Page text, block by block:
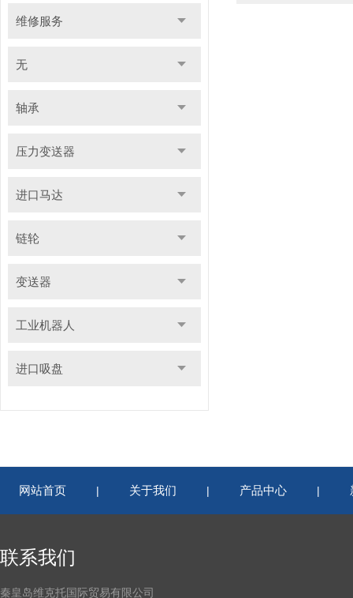
维修服务
无
轴承
压力变送器
进口马达
链轮
变送器
工业机器人
进口吸盘
网站首页 | 关于我们 | 产品中心 |
联系我们
秦皇岛维克托国际贸易有限公司